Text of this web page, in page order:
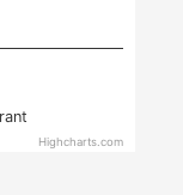
Highcharts.com